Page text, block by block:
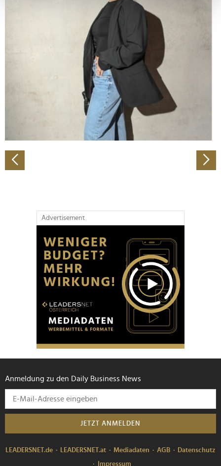
Erfahren Sie mehr darüber, wie Ihre persönlichen Daten
verarbeitet werden, und legen Sie Ihre Präferenzen im
Abschnitt Einzelheiten
Wir verwenden Cookies, um Inhalte und Anzeigen zu
personalisieren, Funktionen für soziale Medien anbieten
zu können und die Zugriffe auf unsere Website zu
analysieren. Außerdem geben wir Informationen zu Ihrer
Verwendung unserer Website an unsere Partner für
soziale Medien, Werbung und Analysen weiter. Unsere
Partner führen diese Informationen möglicherweise mit
weiteren Daten zusammen, die Sie ihnen bereitgestellt
gesammelt haben.
Advertisement
Anmeldung zu den Daily Business News
JETZT ANMELDEN
LEADERSNET.de LEADERSNET.at Mediadaten AGB
Datenschutz
Impressum